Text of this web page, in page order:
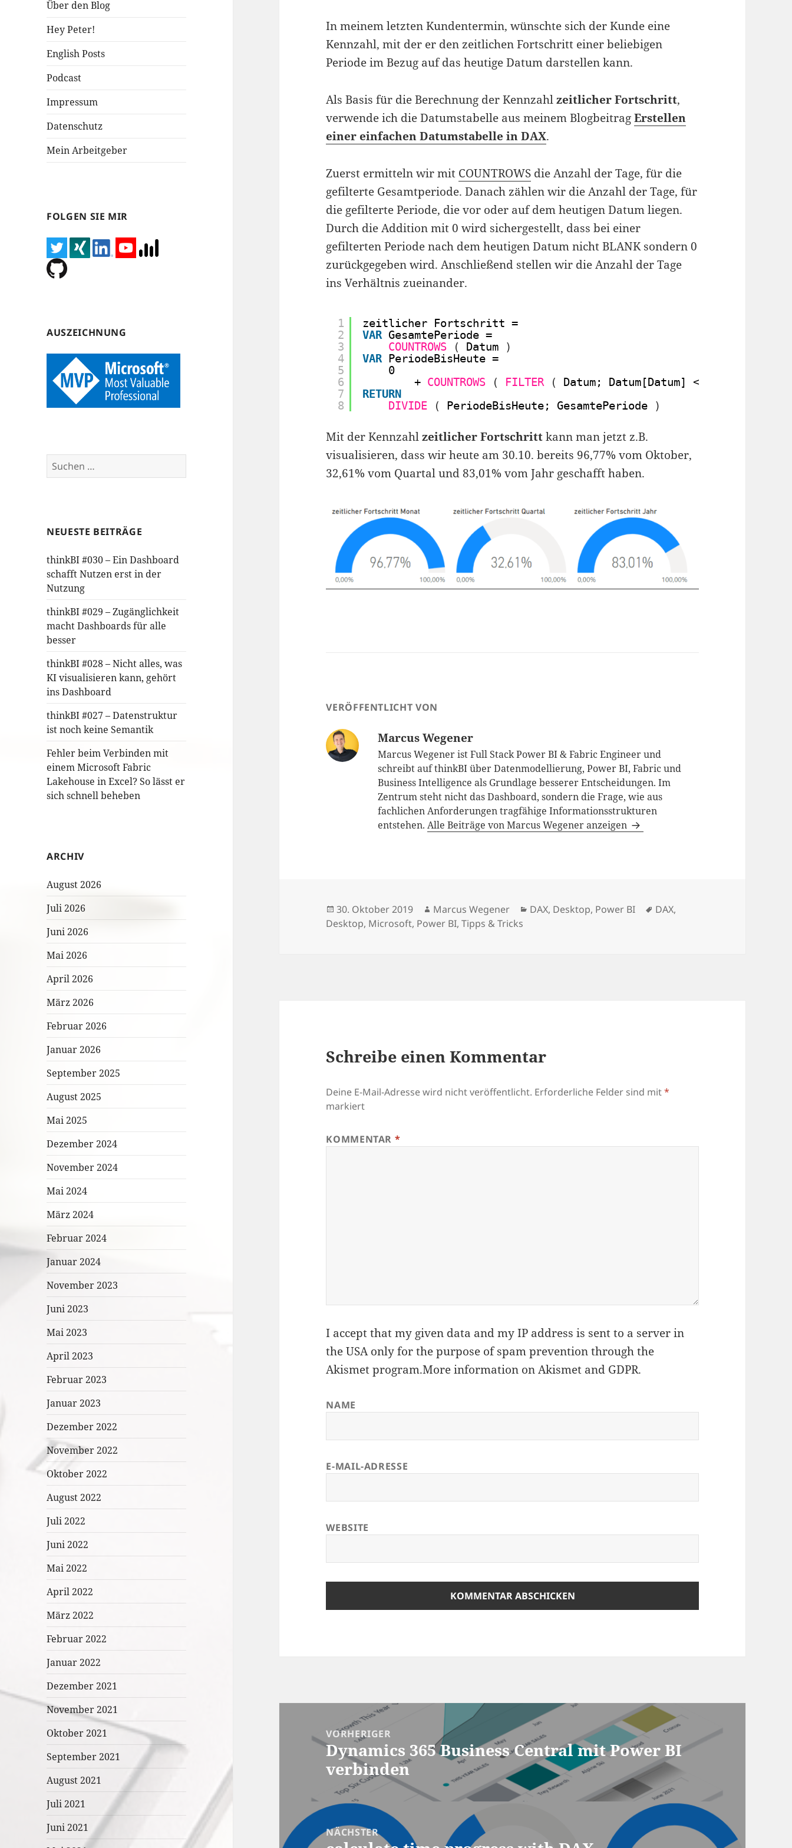
Über den Blog
Hey Peter!
English Posts
Podcast
Impressum
Datenschutz
Mein Arbeitgeber
FOLGEN SIE MIR
AUSZEICHNUNG
Suchen
nach:
NEUESTE BEITRÄGE
thinkBI #030 – Ein Dashboard
schafft Nutzen erst in der
Nutzung
thinkBI #029 – Zugänglichkeit
macht Dashboards für alle
besser
thinkBI #028 – Nicht alles, was
KI visualisieren kann, gehört
ins Dashboard
thinkBI #027 – Datenstruktur
ist noch keine Semantik
Fehler beim Verbinden mit
einem Microsoft Fabric
Lakehouse in Excel? So lässt er
sich schnell beheben
ARCHIV
August 2026
Juli 2026
Juni 2026
Mai 2026
April 2026
März 2026
Februar 2026
Januar 2026
September 2025
August 2025
Mai 2025
Dezember 2024
November 2024
Mai 2024
März 2024
Februar 2024
Januar 2024
November 2023
Juni 2023
Mai 2023
April 2023
Februar 2023
Januar 2023
Dezember 2022
November 2022
Oktober 2022
August 2022
Juli 2022
Juni 2022
Mai 2022
April 2022
März 2022
Februar 2022
Januar 2022
Dezember 2021
November 2021
Oktober 2021
September 2021
August 2021
Juli 2021
Juni 2021
In meinem letzten Kundentermin, wünschte sich der Kunde eine
Kennzahl, mit der er den zeitlichen Fortschritt einer beliebigen
Periode im Bezug auf das heutige Datum darstellen kann.
Als Basis für die Berechnung der Kennzahlzeitlicher Fortschritt,
verwende ich die Datumstabelle aus meinem BlogbeitragErstellen
einer einfachen Datumstabelle in DAX.
Zuerst ermitteln wir mit COUNTROWS die Anzahl der Tage, für die
gefilterte Gesamtperiode. Danach zählen wir die Anzahl der Tage, für
die gefilterte Periode, die vor oder auf dem heutigen Datum liegen.
Durch die Addition mit 0 wird sichergestellt, dass bei einer
gefilterten Periode nach dem heutigen Datum nicht BLANK sondern 0
zurückgegeben wird. Anschließend stellen wir die Anzahl der Tage
ins Verhältnis zueinander.
1
2
3
4
5
6
7
8
zeitlicher Fortschritt =
VAR GesamtePeriode =
COUNTROWS
( Datum
)
VAR PeriodeBisHeute =
0
+ COUNTROWS ( FILTER ( Datum; Datum[Datum] <
RETURN
DIVIDE
( PeriodeBisHeute; GesamtePeriode )
Mit der Kennzahlzeitlicher Fortschrittkann man jetzt z.B.
visualisieren, dass wir heute am 30.10. bereits 96,77% vom Oktober,
32,61% vom Quartal und 83,01% vom Jahr geschafft haben.
VERÖFFENTLICHT VON
Marcus Wegener
Marcus Wegener ist Full Stack Power BI & Fabric Engineer und
schreibt auf thinkBI über Datenmodellierung, Power BI, Fabric und
Business Intelligence als Grundlage besserer Entscheidungen. Im
Zentrum steht nicht das Dashboard, sondern die Frage, wie aus
fachlichen Anforderungen tragfähige Informationsstrukturen
entstehen.Alle Beiträge von Marcus Wegener anzeigen
Veröffentlicht
am
30. Oktober 2019 Autor
Marcus Wegener Kategorien
DAX, Desktop, Power BI Schlagwörter
DAX,
Desktop, Microsoft, Power BI,Tipps & Tricks
Schreibe einen Kommentar
Deine E-Mail-Adresse wird nicht veröffentlicht. Erforderliche Felder sind mit*
markiert
KOMMENTAR *
I accept that my given data and my IP address is sent to a server in
the USA only for the purpose of spam prevention through the
Akismetprogram.More information on Akismet and GDPR.
NAME
E-MAIL-ADRESSE
WEBSITE
Beitragsnavigation
VORHERIGER
Vorheriger
Beitrag:
Dynamics 365 Business Central mit Power BI
verbinden
NÄCHSTER